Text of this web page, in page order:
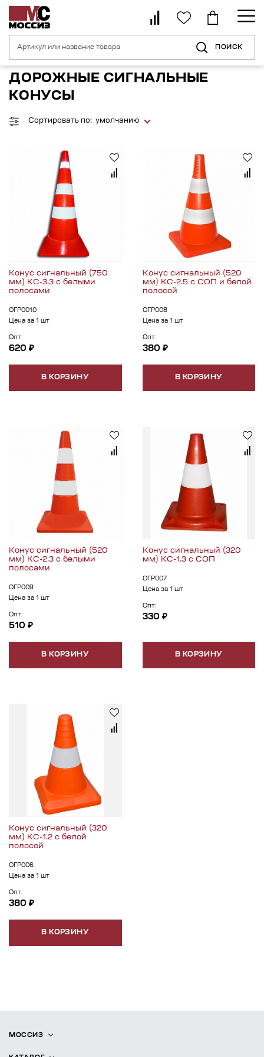
ПОИСК
Главная страница Средства индивидуальной безопасности
ДОРОЖНЫЕ СИГНАЛЬНЫЕ
КОНУСЫ
Сортировать по: умолчанию
Конус сигнальный (750
мм) КС-3.3 с белыми
полосами
ОГР0010
Цена за 1 шт
Опт:
620 ₽
В КОРЗИНУ
Конус сигнальный (520
мм) КС-2.5 с СОП и белой
полосой
ОГР008
Цена за 1 шт
Опт:
380 ₽
В КОРЗИНУ
Конус сигнальный (520
мм) КС-2.3 с белыми
полосами
ОГР009
Цена за 1 шт
Опт:
510 ₽
В КОРЗИНУ
Конус сигнальный (320
мм) КС-1.3 с СОП
ОГР007
Цена за 1 шт
Опт:
330 ₽
В КОРЗИНУ
Конус сигнальный (320
мм) КС-1.2 с белой
полосой
ОГР006
Цена за 1 шт
Опт:
380 ₽
В КОРЗИНУ
МОССИЗ